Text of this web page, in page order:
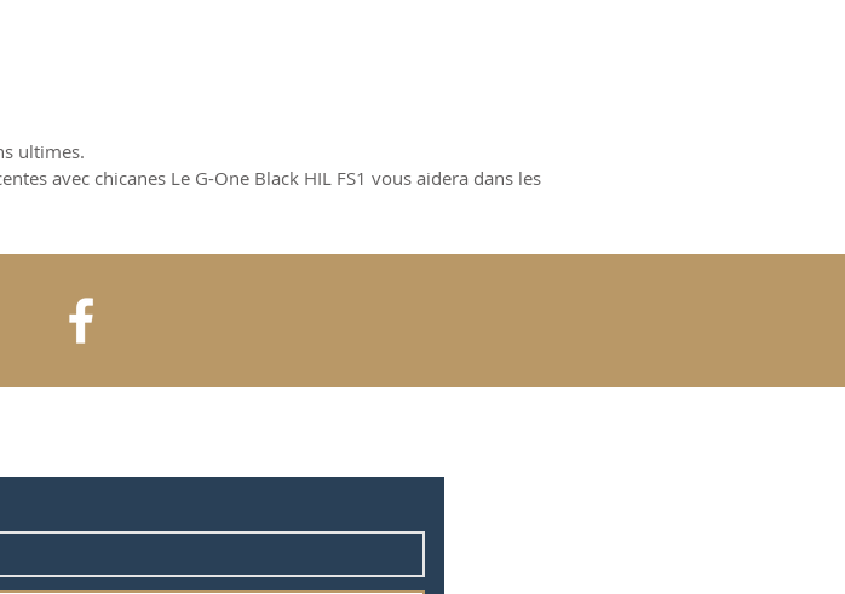
ultimes.
avec chicanes Le G-One Black HIL FS1 vous aidera dans les